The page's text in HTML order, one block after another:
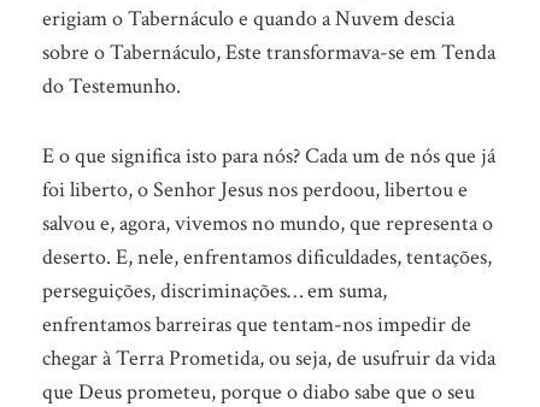
erigiam o Tabernáculo e quando a Nuvem descia
sobre o Tabernáculo, Este transformava-se em Tenda
do Testemunho.
E o que significa isto para nós? Cada um de nós que já
foi liberto, o Senhor Jesus nos perdoou, libertou e
salvou e, agora, vivemos no mundo, que representa o
deserto. E, nele, enfrentamos dificuldades, tentações,
perseguições, discriminações… em suma,
enfrentamos barreiras que tentam-nos impedir de
chegar à Terra Prometida, ou seja, de usufruir da vida
que Deus prometeu, porque o diabo sabe que o seu